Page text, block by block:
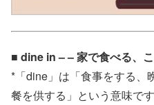
■ dine in – – 家で食べる、
*「dine」は「食事をする、
餐を供する」という意味です